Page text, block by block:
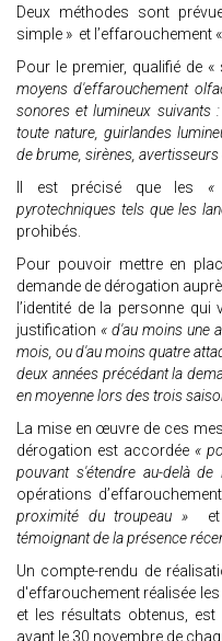
Deux méthodes sont
simple » et l’effarouchement
Pour le premier, qualifié de
moyens d'effarouchement
sonores et lumineux suivants
toute nature, guirlandes
de brume, sirènes,
Il est précisé que les «
pyrotechniques tels que les
prohibés.
Pour pouvoir mettre en
demande de dérogation
l’identité de la personne
justification « d'au moins une
mois, ou d'au moins quatre
deux années précédant la
en moyenne lors des trois
La mise en œuvre de ces
dérogation est accordée «
pouvant s'étendre au-delà
opérations
proximité du troupeau »
témoignant de la présence
Un compte-rendu de
d'effarouchement réalisée
et les résultats obtenus,
avant le 30 novembre de